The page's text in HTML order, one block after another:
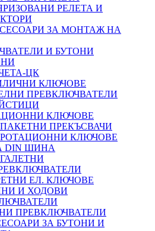
РЕЛЕТА И
ЗА МОНТАЖ НА
И БУТОНИ
ЦК
КЛЮЧОВЕ
ПРЕВКЛЮЧВАТЕЛИ
КЛЮЧОВЕ
ПАКЕТНИ ПРЕКЪСВАЧИ
РОТАЦИОННИ КЛЮЧОВЕ
DIN ШИНА
ГАЛЕТНИ
ЕЛ. КЛЮЧОВЕ
И ХОДОВИ
ПРЕВКЛЮЧВАТЕЛИ
ЗА БУТОНИ И